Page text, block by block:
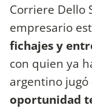
Corriere Dello
empresario
fichajes y
con quien ya
argentino jugó
oportunidad